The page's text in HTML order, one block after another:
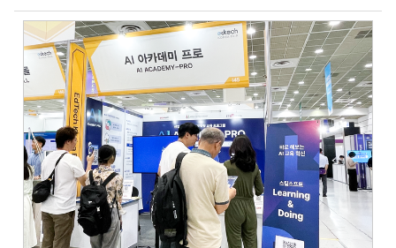
정부가 추진 중인 다양한 AI 리터러시 향상 지원 사업과 대학 내
디지털 전환 인재 양성이 핵심 과제로 떠오르면서, 스킬소프트의
글로벌 표준 학습 콘텐츠가 실질적인 솔루션으로 주목받고 있다.
실제로 국내 5개 대학이 연합한 '데이터보안 융합 대학'
컨소시엄에서는 스킬소프트의 실습형 리소스가 포함된 과정을 비교과
교육과정에 도입하여 학생들에게 제공하고 있다. 이를 통해 학생들은
글로벌 수준의 사이버보안 및 데이터 관리 역량을 체계적으로
습득하고, AWS 공인 보안 자격증, 컴티아 시큐리티 플러스, CISSP 등
산업 현장에서 인정받는 국제 자격증 취득까지 준비할 수 있다. 30만
개 학습 자산, 22만 시간 학습 콘텐츠 보유 스킬소프트는 현재 30만 개
이상의 학습 자산과 22만 5천 시간 이상의 학습 콘텐츠를 보유하고
있으며, 리더십·비즈니스, 기술, AI·개발자, 컴플라이언스 등 4개 핵심
영역에 걸쳐 700개 이상 콘텐츠 채널을 제공한다. 또한 자회사인
코드아카데미(Codecademy)를 통해 코딩 교육에 특화된
인터랙티브 학습 환경도 함께 제공하고 있다. 스킬소프트가 한국
기조연설에서 “AI는 모든 산업에 영향을 미치고 있다. 다양한 AI
모델이 있기 때문에 수많은 응용 분야와 산업을 혁신할 수 있다”며
“단순히 인프라만 구축하는 것이 아니라, KAIST를 비롯한 대학,
스타트업, 정부, 연구기관과 협력해 한국의 AI 생태계를 조성해
나가겠다”고 밝혔다.이 같은 산업계 변화의 흐름에도 불구하고,
산업계 내에서는 AI 인재 부족에 관한 우려는 커지고 있다. 산업계
관계자는 “글로벌 기업 간 AI 협력이 가속화하는 상황에서 한국이 AI
협력을 위한 AI 전문 인재는 절대적으로 부족하다”면서 “각 산업별로
AI를 확산시키기 위한 AI 인재 양성에 나서야 한다”고 말했다.최근 AI
인재 양성을 위해 민간에서의 에듀테크를 활용한 교육 프로그램이
속속 마련되고 있다. 이티에듀, 한국에듀테크산업협회(KETIA),
코리아파트너스그룹, 스킬소프트(Skillsoft)는 산업 공동체형 'AI
아카데미 플랫폼'을 통해 산업별 AI 전문인력 양성과 글로벌 디지털
교육 생태계 활성화에 나선다.글로벌 학습 플랫폼 '스킬소프트
퍼시피오(Percipio)' 기반 교육과정을 도입해 산업별 맞춤형 AI 활용